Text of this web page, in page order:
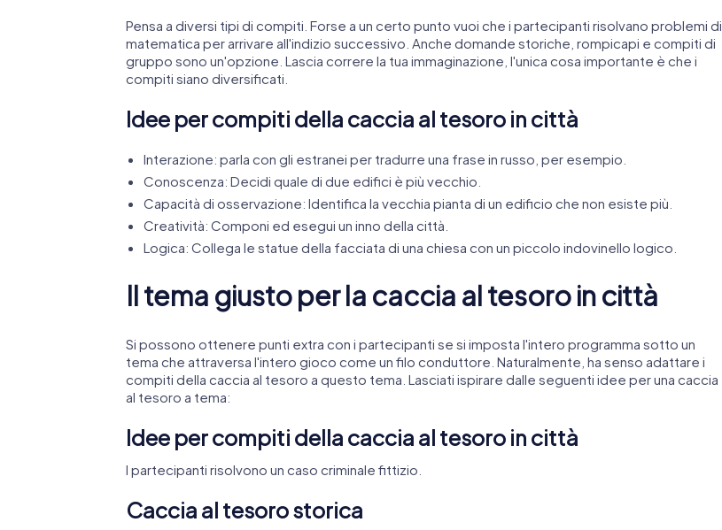
Pensa a diversi tipi di compiti. Forse a un certo punto vuoi che i partecipanti risolvano problemi di
matematica per arrivare all'indizio successivo. Anche domande storiche, rompicapi e compiti di
gruppo sono un'opzione. Lascia correre la tua immaginazione, l'unica cosa importante è che i
compiti siano diversificati.
Idee per compiti della caccia al tesoro in città
Interazione: parla con gli estranei per tradurre una frase in russo, per esempio.
Conoscenza: Decidi quale di due edifici è più vecchio.
Capacità di osservazione: Identifica la vecchia pianta di un edificio che non esiste più.
Creatività: Componi ed esegui un inno della città.
Logica: Collega le statue della facciata di una chiesa con un piccolo indovinello logico.
Il tema giusto per la caccia al tesoro in città
Si possono ottenere punti extra con i partecipanti se si imposta l'intero programma sotto un
tema che attraversa l'intero gioco come un filo conduttore. Naturalmente, ha senso adattare i
compiti della caccia al tesoro a questo tema. Lasciati ispirare dalle seguenti idee per una caccia
al tesoro a tema:
Idee per compiti della caccia al tesoro in città
I partecipanti risolvono un caso criminale fittizio.
Caccia al tesoro storica